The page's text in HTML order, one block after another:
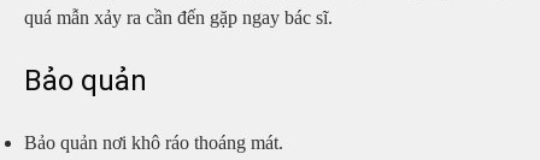
quá mẫn xảy ra cần đến gặp ngay bác sĩ.
Bảo quản
Bảo quản nơi khô ráo thoáng mát.